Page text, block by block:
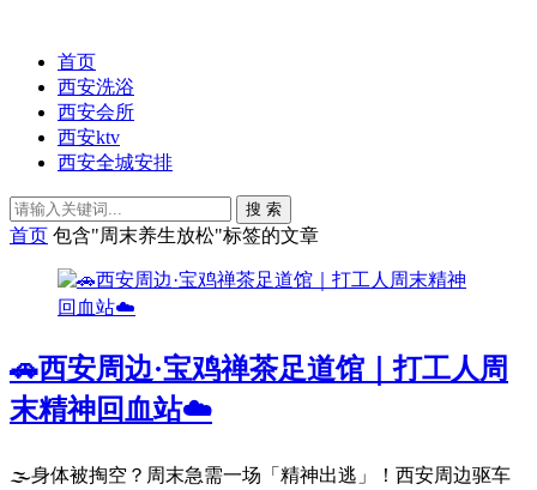
首页
西安洗浴
西安会所
西安ktv
西安全城安排
搜 索
首页 包含"周末养生放松"标签的文章
🚗西安周边·宝鸡禅茶足道馆｜打工人周
末精神回血站☁️
🌫️身体被掏空？周末急需一场「精神出逃」！西安周边驱车